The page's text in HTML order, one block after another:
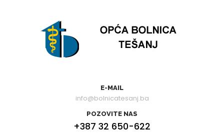
E-MAIL
info@bolnicatesanj.ba
POZOVITE NAS
+387 32 650-622